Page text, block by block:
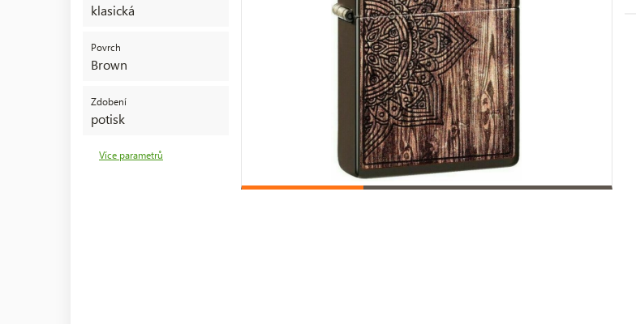
klasická
Povrch
Brown
Zdobení
potisk
Více parametrů